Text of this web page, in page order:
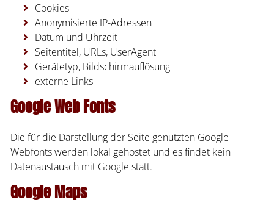
Cookies
Anonymisierte IP-Adressen
Datum und Uhrzeit
Seitentitel, URLs, UserAgent
Gerätetyp, Bildschirmauflösung
externe Links
Google Web Fonts
Die für die Darstellung der Seite genutzten Google
Webfonts werden lokal gehostet und es findet kein
Datenaustausch mit Google statt.
Google Maps